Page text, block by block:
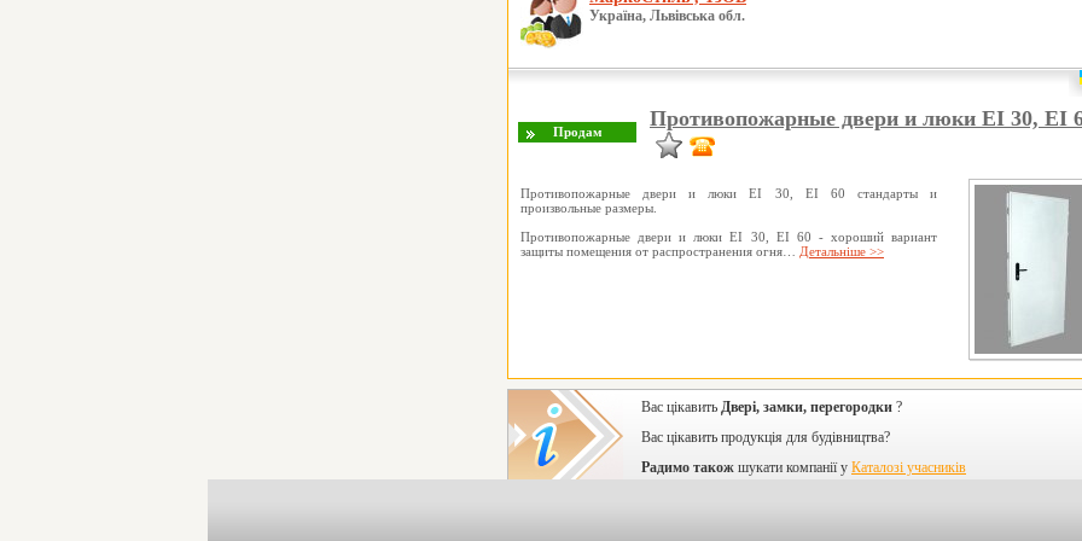
Україна, Львівська обл.
Противопожарные двери и люки EI 30, EI
Противопожарные двери и люки EI 30, EI 60 стандарты и
произвольные размеры.
Противопожарные двери и люки EI 30, EI 60 - хороший вариант
защиты помещения от распространения огня… Детальніше >>
Вас цікавить Двері, замки, перегородки ?
Вас цікавить продукція для будівництва?
Радимо також шукати компанії у Каталозі учасників